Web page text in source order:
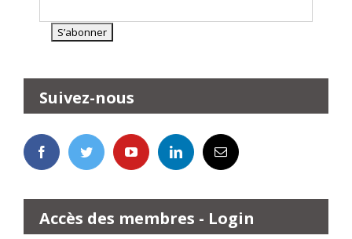
Suivez-nous
Accès des membres - Login